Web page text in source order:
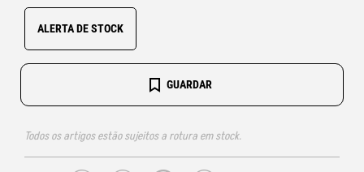
ALERTA DE STOCK
GUARDAR
Todos os artigos estão sujeitos a rotura em stock.